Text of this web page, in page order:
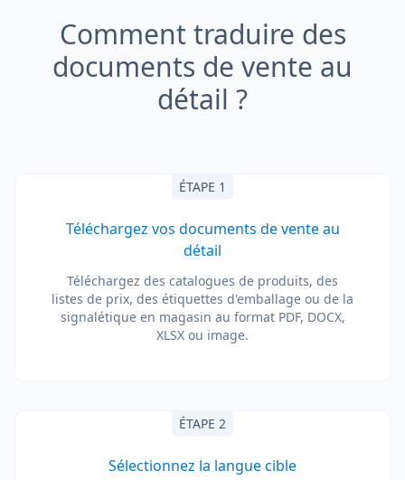
Comment traduire des
documents de vente au
détail ?
ÉTAPE 1
Téléchargez vos documents de vente au
détail
Téléchargez des catalogues de produits, des
listes de prix, des étiquettes d'emballage ou de la
signalétique en magasin au format PDF, DOCX,
XLSX ou image.
ÉTAPE 2
Sélectionnez la langue cible